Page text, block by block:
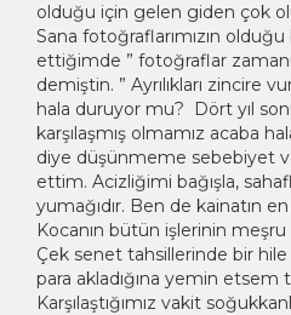
olduğu için gelen giden çok
Sana fotoğraflarımızın
ettiğimde ” fotoğraflar
demiştin. ” Ayrılıkları zincire
hala duruyor mu? Dört yıl
karşılaşmış olmamız acaba
diye düşünmeme sebebiyet
ettim. Acizliğimi bağışla,
yumağıdır. Ben de kainatın
Kocanın bütün işlerinin meşru
Çek senet tahsillerinde bir hile
para akladığına yemin etsem
Karşılaştığımız vakit